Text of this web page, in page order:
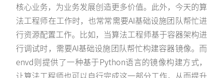
核心业务，为业务发展创造更多价值。此外，今天的算
法工程师在工作时，也常常需要AI基础设施团队帮忙进
行资源配置工作。比如，当算法工程师基于容器架构进
行调试时，需要AI基础设施团队帮忙构建容器镜像。而
envd则提供了一种基于Python语言的镜像构建方式，
让算法工程师也可以自行完成这一部分工作，从而提升